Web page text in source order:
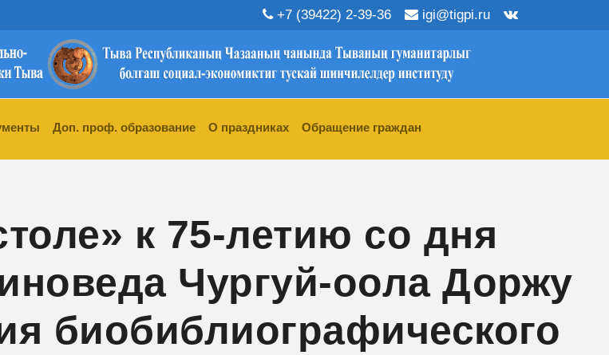
+7 (39422) 2-39-36 igi@tigpi.ru
Доп. проф. образование О праздниках
Обращение граждан
к 75-летию со дня
Чургуй-оола Доржу
биобиблиографического